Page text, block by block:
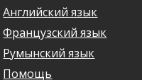
Английский язык
Французский язык
Румынский язык
Помощь